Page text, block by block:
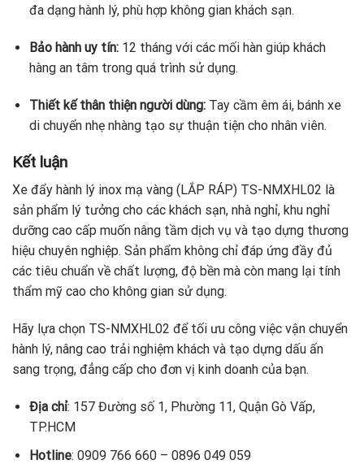
đa dạng hành lý, phù hợp không gian khách sạn.
Bảo hành uy tín:12 tháng với các mối hàn giúp khách
hàng an tâm trong quá trình sử dụng.
Thiết kế thân thiện người dùng:Tay cầm êm ái, bánh xe
di chuyển nhẹ nhàng tạo sự thuận tiện cho nhân viên.
Kết luận
Xe đẩy hành lý inox mạ vàng (LẮP RÁP) TS-NMXHL02 là
sản phẩm lý tưởng cho các khách sạn, nhà nghỉ, khu nghỉ
dưỡng cao cấp muốn nâng tầm dịch vụ và tạo dựng thương
hiệu chuyên nghiệp. Sản phẩm không chỉ đáp ứng đầy đủ
các tiêu chuẩn về chất lượng, độ bền mà còn mang lại tính
thẩm mỹ cao cho không gian sử dụng.
Hãy lựa chọn TS-NMXHL02 để tối ưu công việc vận chuyển
hành lý, nâng cao trải nghiệm khách và tạo dựng dấu ấn
sang trọng, đẳng cấp cho đơn vị kinh doanh của bạn.
Địa chỉ: 157 Đường số 1, Phường 11, Quận Gò Vấp,
TP.HCM
Hotline: 0909 766 660 – 0896 049 059